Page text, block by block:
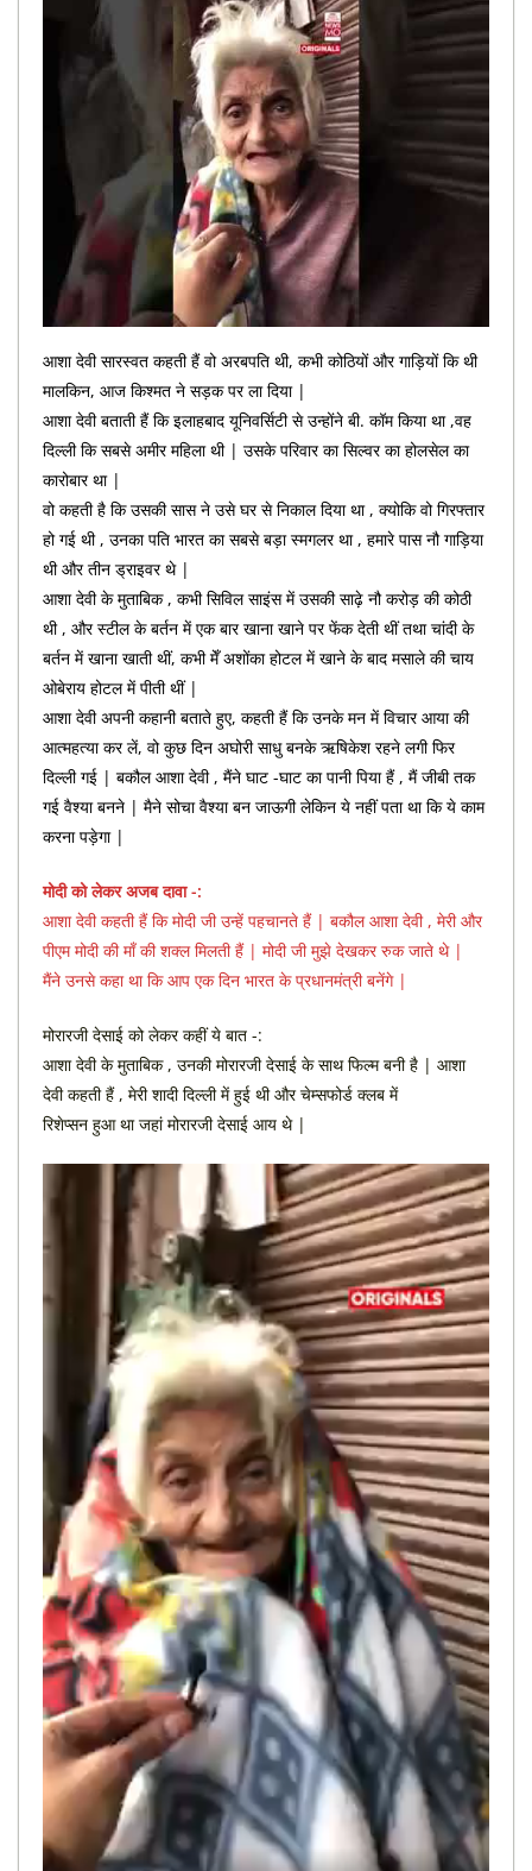
आशा देवी सारस्वत कहती हैं वो अरबपति थी, कभी कोठियों और गाड़ियों कि थी
मालकिन, आज किश्मत ने सड़क पर ला दिया |
आशा देवी बताती हैं कि इलाहबाद यूनिवर्सिटी से उन्होंने बी. कॉम किया था ,वह
दिल्ली कि सबसे अमीर महिला थी | उसके परिवार का सिल्वर का होलसेल का
कारोबार था |
वो कहती है कि उसकी सास ने उसे घर से निकाल दिया था , क्योकि वो गिरफ्तार
हो गई थी , उनका पति भारत का सबसे बड़ा स्मगलर था , हमारे पास नौ गाड़िया
थी और तीन ड्राइवर थे |
आशा देवी के मुताबिक , कभी सिविल साइंस में उसकी साढ़े नौ करोड़ की कोठी
थी , और स्टील के बर्तन में एक बार खाना खाने पर फेंक देती थीं तथा चांदी के
बर्तन में खाना खाती थीं, कभी मेँ अशोंका होटल में खाने के बाद मसाले की चाय
ओबेराय होटल में पीती थीं |
आशा देवी अपनी कहानी बताते हुए, कहती हैं कि उनके मन में विचार आया की
आत्महत्या कर लें, वो कुछ दिन अघोरी साधु बनके ऋषिकेश रहने लगी फिर
दिल्ली गई | बकौल आशा देवी , मैंने घाट -घाट का पानी पिया हैं , मैं जीबी तक
गई वैश्या बनने | मैने सोचा वैश्या बन जाऊगी लेकिन ये नहीं पता था कि ये काम
करना पड़ेगा |
मोदी को लेकर अजब दावा -:
आशा देवी कहती हैं कि मोदी जी उन्हें पहचानते हैं | बकौल आशा देवी , मेरी और
पीएम मोदी की माँ की शक्ल मिलती हैं | मोदी जी मुझे देखकर रुक जाते थे |
मैंने उनसे कहा था कि आप एक दिन भारत के प्रधानमंत्री बनेंगे |
मोरारजी देसाई को लेकर कहीं ये बात -:
आशा देवी के मुताबिक , उनकी मोरारजी देसाई के साथ फिल्म बनी है | आशा
देवी कहती हैं , मेरी शादी दिल्ली में हुई थी और चेम्सफोर्ड क्लब में
रिशेप्सन हुआ था जहां मोरारजी देसाई आय थे |